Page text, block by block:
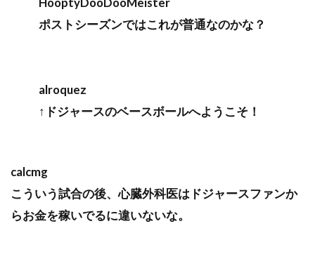
ポストシーズンではこれが普通なのかな？
alroquez
↑ドジャースのベースボールへようこそ！
calcmg
こういう試合の後、心臓外科医はドジャースファンか
らお金を稼いでるに違いないな。